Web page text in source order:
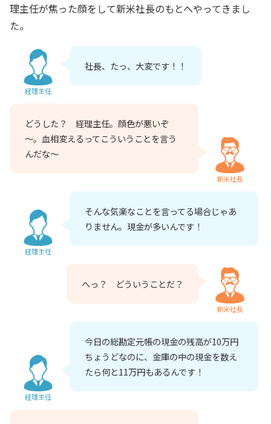
理主任が焦った顔をして新米社長のもとへやってきまし
た。
経理主任
社長、たっ、大変です！！
どうした？ 経理主任。顔色が悪いぞ
～。血相変えるってこういうことを言う
んだな～
新米社長
経理主任
そんな気楽なことを言ってる場合じゃあ
りません。現金が多いんです！
へっ？ どういうことだ？
新米社長
経理主任
今日の総勘定元帳の現金の残高が10万円
ちょうどなのに、金庫の中の現金を数え
たら何と11万円もあるんです！